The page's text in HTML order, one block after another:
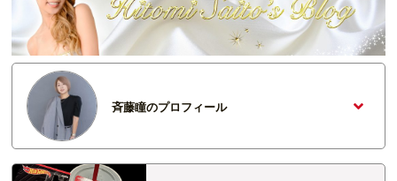
斉藤瞳のプロフィール